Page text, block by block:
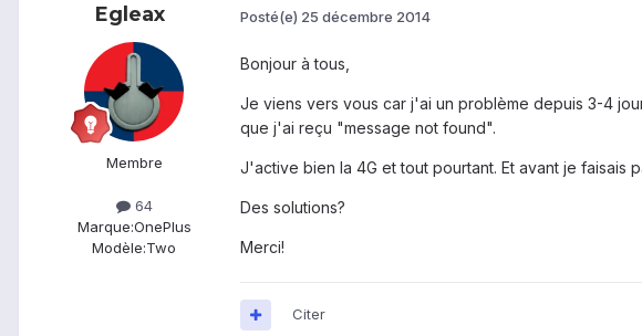
Egleax
Membre
64
Marque:OnePlus
Modèle:Two
Posté(e) 25 décembre 2014
Bonjour à tous,
Je viens vers vous car j'ai un problème depuis 3-4
que j'ai reçu "message not found".
J'active bien la 4G et tout pourtant. Et avant je faisais
Des solutions?
Merci!
Citer